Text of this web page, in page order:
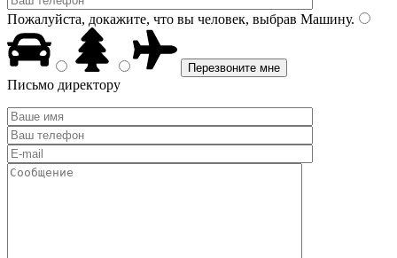
Пожалуйста, докажите, что вы человек, выбрав Машину.
Письмо директору